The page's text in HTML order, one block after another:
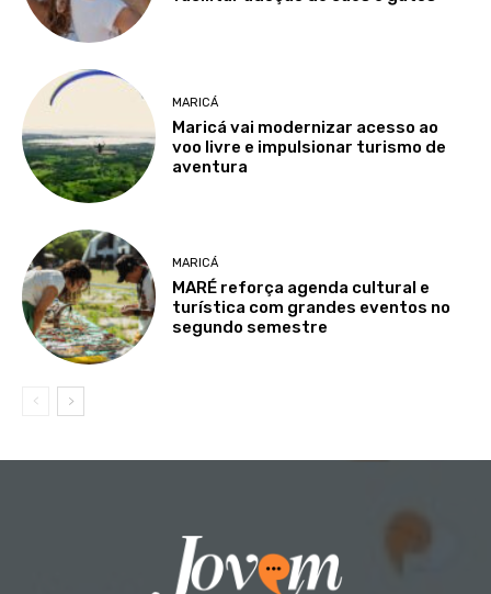
MARICÁ
Maricá vai modernizar acesso ao
voo livre e impulsionar turismo de
aventura
MARICÁ
MARÉ reforça agenda cultural e
turística com grandes eventos no
segundo semestre